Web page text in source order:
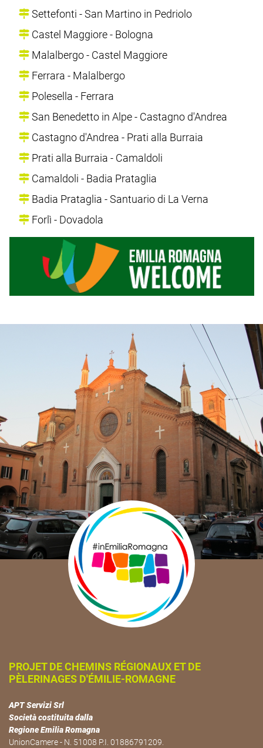
Settefonti - San Martino in Pedriolo
Castel Maggiore - Bologna
Malalbergo - Castel Maggiore
Ferrara - Malalbergo
Polesella - Ferrara
San Benedetto in Alpe - Castagno d'Andrea
Castagno d'Andrea - Prati alla Burraia
Prati alla Burraia - Camaldoli
Camaldoli - Badia Prataglia
Badia Prataglia - Santuario di La Verna
Forlì - Dovadola
PROJET DE CHEMINS RÉGIONAUX ET DE
PÈLERINAGES D'ÉMILIE-ROMAGNE
APT Servizi Srl
Società costituita dalla
Regione Emilia Romagna
UnionCamere - N. 51008 P.I. 01886791209.